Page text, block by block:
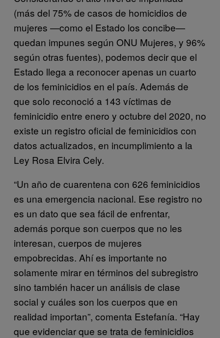
(más del 75% de casos de homicidios de
mujeres —como el Estado los concibe—
quedan impunes según ONU Mujeres, y 96%
según otras fuentes), podemos decir que el
Estado llega a reconocer apenas un cuarto
de los feminicidios en el país. Además de
que solo reconoció a 143 víctimas de
feminicidio entre enero y octubre del 2020, no
existe un registro oficial de feminicidios con
datos actualizados, en incumplimiento a la
Ley Rosa Elvira Cely.
“Un año de cuarentena con 626 feminicidios
es una emergencia nacional. Ese registro no
es un dato que sea fácil de enfrentar,
además porque son cuerpos que no les
interesan, cuerpos de mujeres
empobrecidas. Ahí es importante no
solamente mirar en términos del subregistro
sino también hacer un análisis de clase
social y cuáles son los cuerpos que en
realidad importan”, comenta Estefanía. “Hay
que evidenciar que se trata de feminicidios